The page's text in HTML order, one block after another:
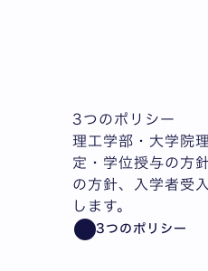
3つのポリシー
理工学部・大学院
定・学位授与の方
の方針、入学者受
します。
3つのポリシー